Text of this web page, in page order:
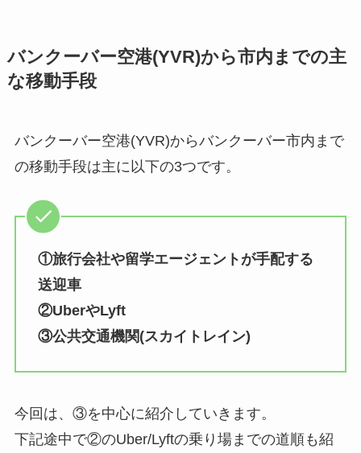
バンクーバー空港(YVR)から市内までの主
な移動手段
バンクーバー空港(YVR)からバンクーバー市内まで
の移動手段は主に以下の3つです。
①旅行会社や留学エージェントが手配する
送迎車
②UberやLyft
③公共交通機関(スカイトレイン)
今回は、③を中心に紹介していきます。
下記途中で②のUber/Lyftの乗り場までの道順も紹